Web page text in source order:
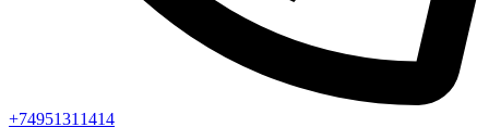
+74951311414